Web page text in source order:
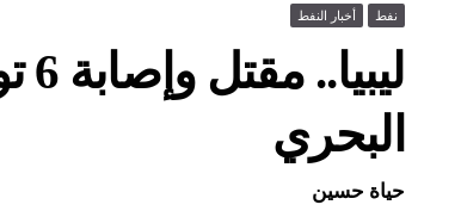
نفط أخبار النفط
البحري
حياة حسين